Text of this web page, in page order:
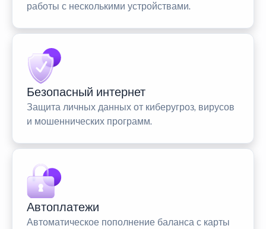
работы с несколькими устройствами.
Безопасный интернет
Защита личных данных от киберугроз, вирусов
и мошеннических программ.
Автоплатежи
Автоматическое пополнение баланса с карты